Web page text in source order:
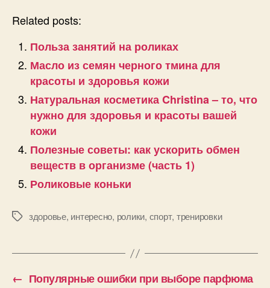
Related posts:
Польза занятий на роликах
Масло из семян черного тмина для
красоты и здоровья кожи
Натуральная косметика Christina – то, что
нужно для здоровья и красоты вашей
кожи
Полезные советы: как ускорить обмен
веществ в организме (часть 1)
Роликовые коньки
Позначки
здоровье, интересно, ролики, спорт, тренировки
← Популярные ошибки при выборе парфюма